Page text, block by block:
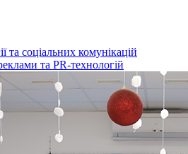
та соціальних комунікацій
та PR-технологій